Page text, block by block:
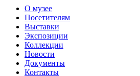
О музее
Посетителям
Выставки
Экспозиции
Коллекции
Новости
Документы
Контакты